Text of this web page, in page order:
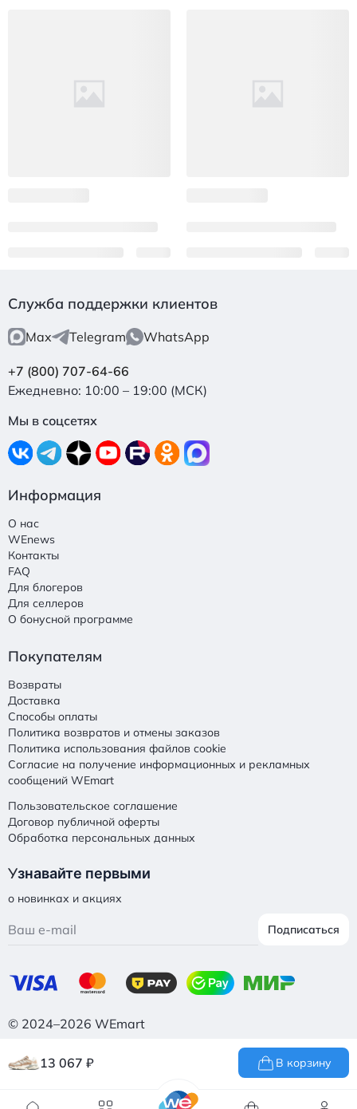
13 067 ₽ В корзину
Служба поддержки клиентов
Max Telegram WhatsApp
+7 (800) 707-64-66
Ежедневно: 10:00 – 19:00 (МСК)
Мы в соцсетях
Информация
О нас
WEnews
Контакты
FAQ
Для блогеров
Для селлеров
О бонусной программе
Покупателям
Возвраты
Доставка
Способы оплаты
Политика возвратов и отмены заказов
Политика использования файлов cookie
Согласие на получение информационных и рекламных
сообщений WEmart
Пользовательское соглашение
Договор публичной оферты
Обработка персональных данных
Узнавайте первыми
о новинках и акциях
Подписаться
© 2024–2026 WEmart